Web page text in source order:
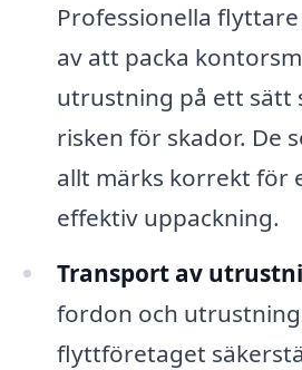
Professionella
av att packa
utrustning på ett sätt
risken för skador. De
allt märks korrekt för
effektiv uppackning.
Transport av
fordon och
flyttföretaget